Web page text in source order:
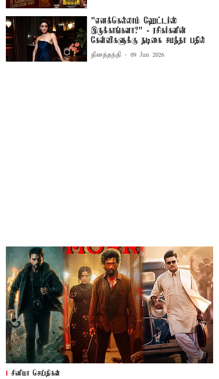
"எனக்கெல்லாம் ஹேட்டர்ஸ்
இருக்காங்களா?" - ரசிகர்களின்
கேள்விகளுக்கு நடிகை சமந்தா பதில்
தினத்தந்தி 09 Jun 2026
சினிமா செய்திகள்